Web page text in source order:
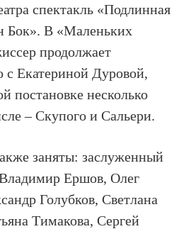
спектакль «Подлинная
Бок». В «Маленьких
продолжает
с Екатериной Дуровой,
постановке несколько
– Скупого и Сальери.
заняты: заслуженный
Ершов, Олег
Голубков, Светлана
Тимакова, Сергей